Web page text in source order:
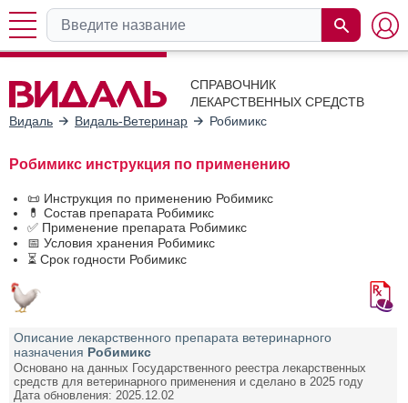
СПРАВОЧНИК
ЛЕКАРСТВЕННЫХ СРЕДСТВ
Видаль
Видаль-Ветеринар Робимикс
Робимикс инструкция по применению
📜 Инструкция по применению Робимикс
💊 Состав препарата Робимикс
✅ Применение препарата Робимикс
📅 Условия хранения Робимикс
⏳ Срок годности Робимикс
Описание лекарственного препарата ветеринарного
назначения Робимикс
Основано на данных Государственного реестра лекарственных
средств для ветеринарного применения и сделано в 2025 году
Дата обновления: 2025.12.02